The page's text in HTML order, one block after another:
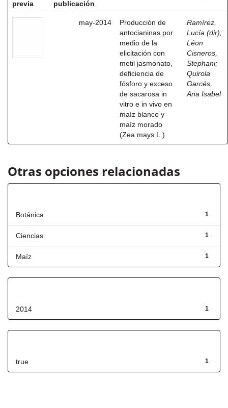
previa
publicación
may-2014
Producción de
antocianinas por
medio de la
elicitación con
metil jasmonato,
deficiencia de
fósforo y exceso
de sacarosa in
vitro e in vivo en
maíz blanco y
maíz morado
(Zea mays L.)
Ramírez,
Lucía (dir);
Léon
Cisneros,
Stephani;
Quirola
Garcés,
Ana Isabel
Otras opciones relacionadas
1
Botánica
1
Ciencias
1
Maíz
1
2014
1
true